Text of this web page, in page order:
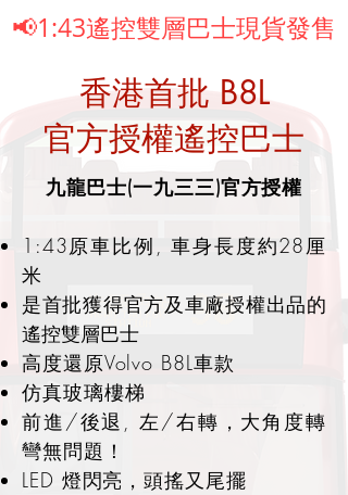
香港首批 B8L
官方授權遙控巴士
九龍巴士(一九三三)官方授權
1:43原車比例, 車身長度約28厘
米
是首批獲得官方及車廠授權出品的
遙控雙層巴士
高度還原Volvo B8L車款
​仿真玻璃樓梯
前進/後退, 左/右轉， 大角度轉
彎無問題！
LED 燈閃亮，頭搖又尾擺
📢1:43遙控雙層巴士現貨發售